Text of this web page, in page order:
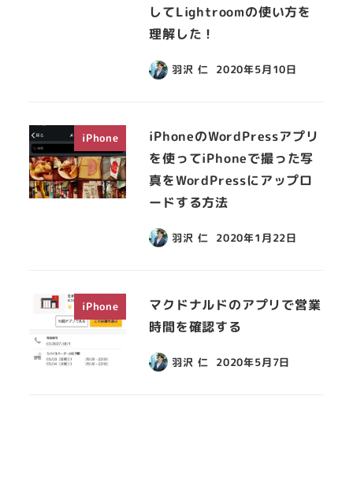
してLightroomの使い方を
理解した！
羽沢 仁 2020年5月10日
iPhone
iPhoneのWordPressアプリ
を使ってiPhoneで撮った写
真をWordPressにアップロ
ードする方法
羽沢 仁 2020年1月22日
iPhone
マクドナルドのアプリで営業
時間を確認する
羽沢 仁 2020年5月7日